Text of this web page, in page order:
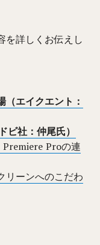
を詳しくお伝えし
エイクエント：
社：仲尾氏）
Proの連
リーンへのこだわ